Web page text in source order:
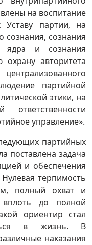
на воспитание
партии, на
сознания, сознания
ядра и сознания
охрану авторитета
партийной
этики, на
ответственности
управление».
партийных
поставлена задача
и обеспечения
терпимость
полный охват и
вплоть до полной
ориентир стал
в жизнь. В
наказания